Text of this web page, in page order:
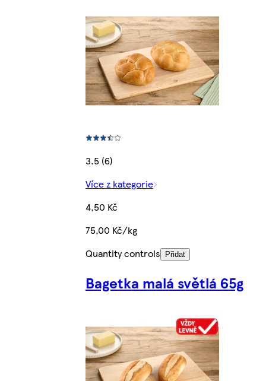
3.5 (6)
Více z kategorie
4,50 Kč
75,00 Kč/kg
Quantity controls
Přidat
Bagetka malá světlá 65g